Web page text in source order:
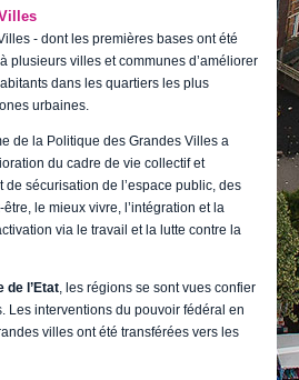
RDV
- dont les premières bases ont été
plusieurs villes et communes d’améliorer
dans les quartiers les plus
urbaines.
de la Politique des Grandes Villes a
du cadre de vie collectif et
sécurisation de l’espace public, des
le mieux vivre, l’intégration et la
via le travail et la lutte contre la
de l’Etat , les régions se sont vues confier
Les interventions du pouvoir fédéral en
villes ont été transférées vers les